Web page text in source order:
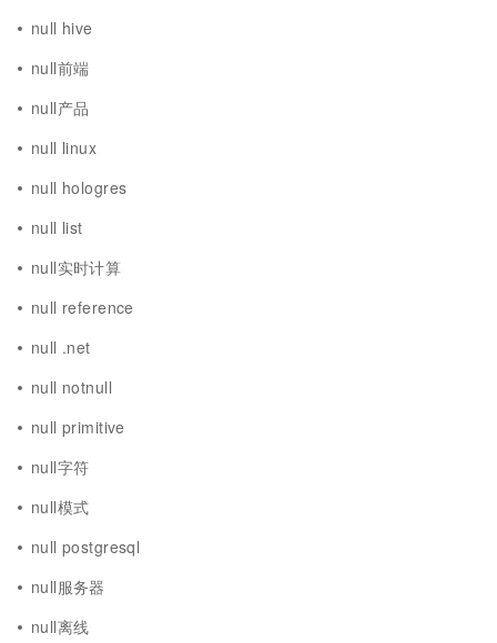
null hive
null前端
null产品
null linux
null hologres
null list
null实时计算
null reference
null .net
null notnull
null primitive
null字符
null模式
null postgresql
null服务器
null离线